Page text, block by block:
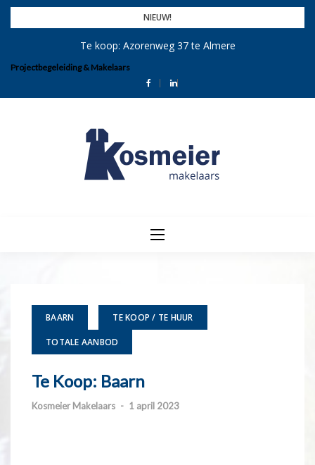
Skip
NIEUW!
Te koop: Azorenweg 37 te Almere
Projectbegeleiding & Makelaars
BAARN TE KOOP / TE HUUR
TOTALE AANBOD
Te Koop: Baarn
Kosmeier Makelaars - 1 april 2023